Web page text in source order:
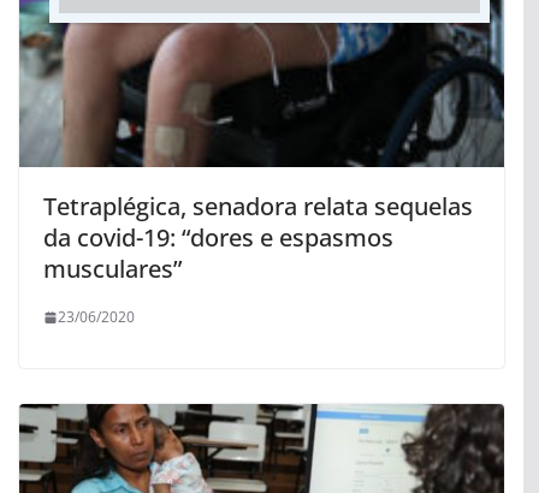
Tetraplégica, senadora relata sequelas
da covid-19: “dores e espasmos
musculares”
23/06/2020